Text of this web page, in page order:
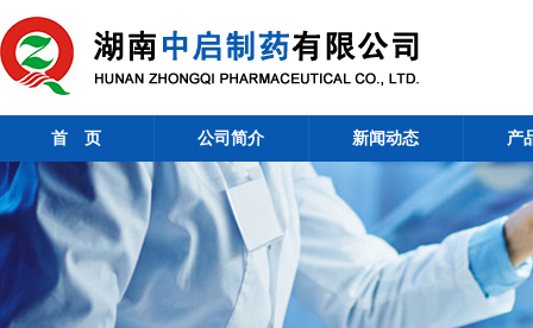
首 页 公司简介 新闻动态 产